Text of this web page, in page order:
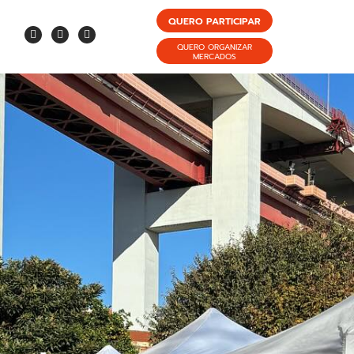
QUERO PARTICIPAR
QUERO ORGANIZAR
MERCADOS